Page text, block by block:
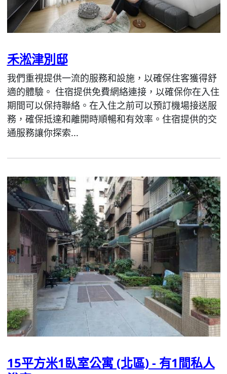
禾淞津別邸
我們重視提供一流的服務和設施，以確保住客獲得舒
適的體驗。 住宿提供免費網絡連接，以確保你在入住
期間可以保持聯絡。在入住之前可以預訂機場接送服
務，確保抵達和離開時順暢和有效率。住宿提供的交
通服務讓你探索...
15平方米1臥室公寓 (北區) - 有1間私人